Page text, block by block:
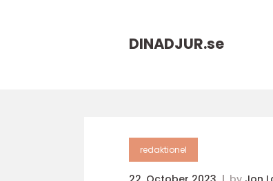
DINADJUR.se
redaktionel